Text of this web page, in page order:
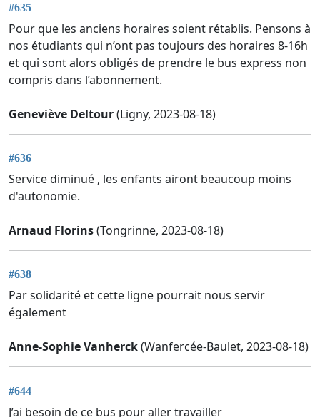
#635
Pour que les anciens horaires soient rétablis. Pensons à
nos étudiants qui n’ont pas toujours des horaires 8-16h
et qui sont alors obligés de prendre le bus express non
compris dans l’abonnement.
Geneviève Deltour(Ligny, 2023-08-18)
#636
Service diminué , les enfants airont beaucoup moins
d'autonomie.
Arnaud Florins(Tongrinne, 2023-08-18)
#638
Par solidarité et cette ligne pourrait nous servir
également
Anne-Sophie Vanherck(Wanfercée-Baulet, 2023-08-18)
#644
J’ai besoin de ce bus pour aller travailler